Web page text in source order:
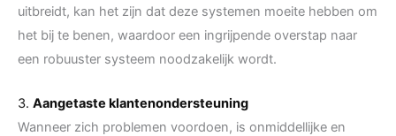
uitbreidt, kan het zijn dat deze systemen moeite hebben om
het bij te benen, waardoor een ingrijpende overstap naar
een robuuster systeem noodzakelijk wordt.
3. Aangetaste klantenondersteuning
Wanneer zich problemen voordoen, is onmiddellijke en